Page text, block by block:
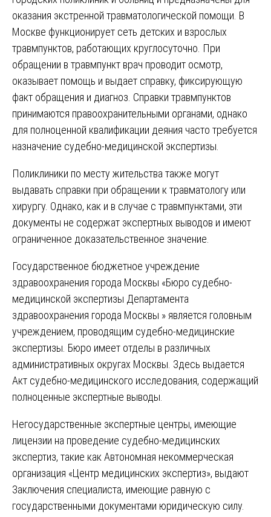
оказания экстренной травматологической помощи. В
Москве функционирует сеть детских и взрослых
травмпунктов, работающих круглосуточно. При
обращении в травмпункт врач проводит осмотр,
оказывает помощь и выдает справку, фиксирующую
факт обращения и диагноз. Справки травмпунктов
принимаются правоохранительными органами, однако
для полноценной квалификации деяния часто требуется
назначение судебно-медицинской экспертизы.
Поликлиники по месту жительства также могут
выдавать справки при обращении к травматологу или
хирургу. Однако, как и в случае с травмпунктами, эти
документы не содержат экспертных выводов и имеют
ограниченное доказательственное значение.
Государственное бюджетное учреждение
здравоохранения города Москвы «Бюро судебно-
медицинской экспертизы Департамента
здравоохранения города Москвы » является головным
учреждением, проводящим судебно-медицинские
экспертизы. Бюро имеет отделы в различных
административных округах Москвы. Здесь выдается
Акт судебно-медицинского исследования, содержащий
полноценные экспертные выводы.
Негосударственные экспертные центры, имеющие
лицензии на проведение судебно-медицинских
экспертиз, такие как Автономная некоммерческая
организация «Центр медицинских экспертиз», выдают
Заключения специалиста, имеющие равную с
государственными документами юридическую силу.